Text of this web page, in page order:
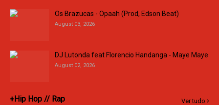
Os Brazucas - Opaah (Prod, Edson Beat)
August 03, 2026
DJ Lutonda feat Florencio Handanga - Maye Maye
August 02, 2026
+Hip Hop // Rap Ver tudo